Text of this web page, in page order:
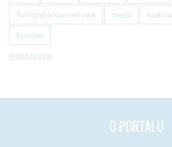
fotografia koncertowa mecz krakow
koncert
Index tagów
O PORTALU